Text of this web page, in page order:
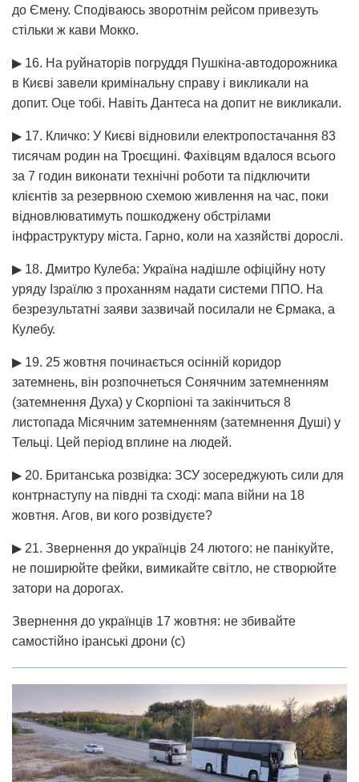
до Ємену. Сподіваюсь зворотнім рейсом привезуть
стільки ж кави Мокко.
▶ 16. На руйнаторів погруддя Пушкіна-автодорожника
в Києві завели кримінальну справу і викликали на
допит. Оце тобі. Навіть Дантеса на допит не викликали.
▶ 17. Кличко: У Києві відновили електропостачання 83
тисячам родин на Троєщині. Фахівцям вдалося всього
за 7 годин виконати технічні роботи та підключити
клієнтів за резервною схемою живлення на час, поки
відновлюватимуть пошкоджену обстрілами
інфраструктуру міста. Гарно, коли на хазяйстві дорослі.
▶ 18. Дмитро Кулеба: Україна надішле офіційну ноту
уряду Ізраїлю з проханням надати системи ППО. На
безрезультатні заяви зазвичай посилали не Єрмака, а
Кулебу.
▶ 19. 25 жовтня починається осінній коридор
затемнень, він розпочнеться Сонячним затемненням
(затемнення Духа) у Скорпіоні та закінчиться 8
листопада Місячним затемненням (затемнення Душі) у
Тельці. Цей період вплине на людей.
▶ 20. Британська розвідка: ЗСУ зосереджують сили для
контрнаступу на півдні та сході: мапа війни на 18
жовтня. Агов, ви кого розвідуєте?
▶ 21. Звернення до українців 24 лютого: не панікуйте,
не поширюйте фейки, вимикайте світло, не створюйте
затори на дорогах.
Звернення до українців 17 жовтня: не збивайте
самостійно іранські дрони (с)